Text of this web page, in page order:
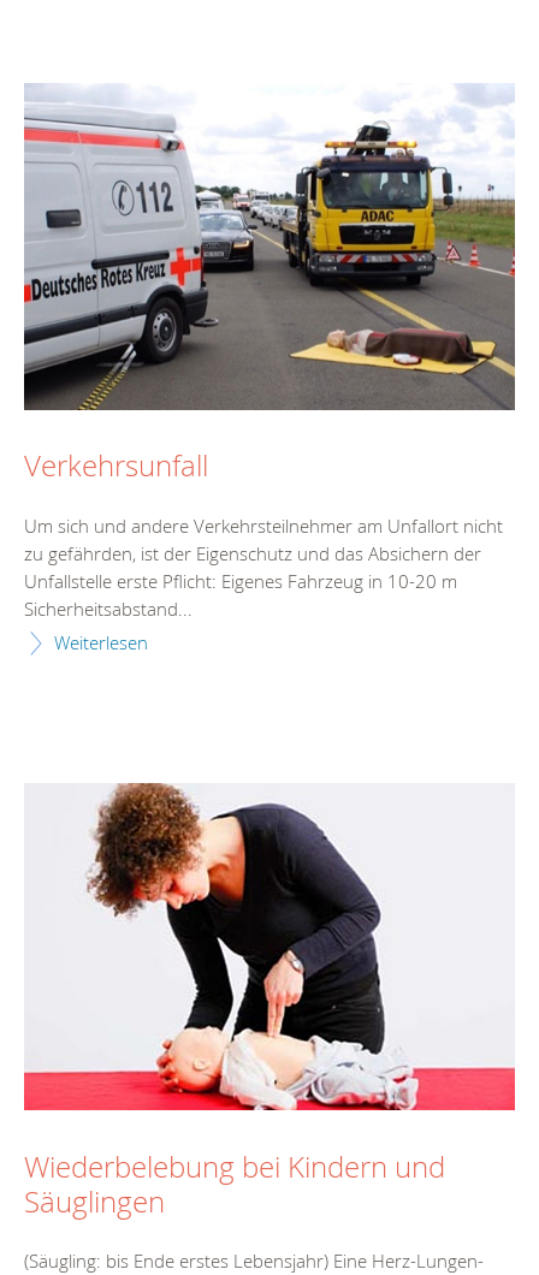
Verkehrsunfall
Um sich und andere Verkehrsteilnehmer am Unfallort nicht
zu gefährden, ist der Eigenschutz und das Absichern der
Unfallstelle erste Pflicht: Eigenes Fahrzeug in 10-20 m
Sicherheitsabstand...
Weiterlesen
Wiederbelebung bei Kindern und
Säuglingen
(Säugling: bis Ende erstes Lebensjahr) Eine Herz-Lungen-